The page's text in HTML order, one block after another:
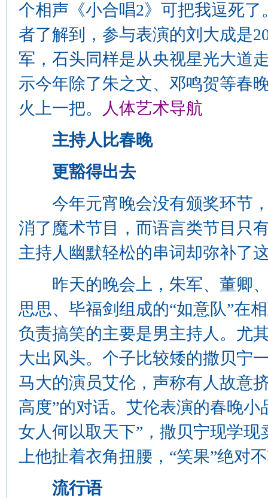
个相声《小合唱2》可把我逗死
者了解到，参与表演的刘大成是
军，石头同样是从央视星光大道
示今年除了朱之文、邓鸣贺等春
火上一把。
人体艺术导航
主持人比春晚
更豁得出去
今年元宵晚会没有颁奖环节，
消了魔术节目，而语言类节目只
主持人幽默轻松的串词却弥补了
昨天的晚会上，朱军、董卿、
思思、毕福剑组成的“如意队”在
负责搞笑的主要是男主持人。尤
大出风头。个子比较矮的撒贝宁
马大的演员艾伦，声称有人故意
高度”的对话。艾伦表演的春晚
女人何以取天下”，撒贝宁现学
上他扯着衣角扭腰，“笑果”绝对
流行语